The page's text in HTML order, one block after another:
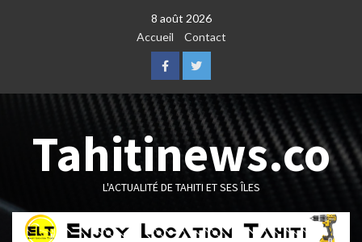
8 août 2026
Accueil
Contact
FacebookTwitter
Tahitinews.co
L'ACTUALITÉ DE TAHITI ET SES ÎLES